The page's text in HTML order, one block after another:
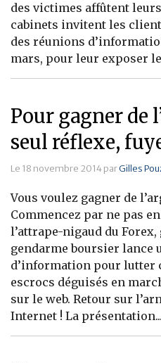
des victimes affûtent
cabinets invitent les
des réunions
mars, pour leur exposer
Pour gagner de
seul réflexe,
Le 18 novembre 2014 parGilles
Vous voulez gagner de
Commencez par ne pas
l’attrape-nigaud du
gendarme boursier lance
d’information pour lutter
escrocs déguisés en
sur le web. Retour sur
Internet ! La présentation...